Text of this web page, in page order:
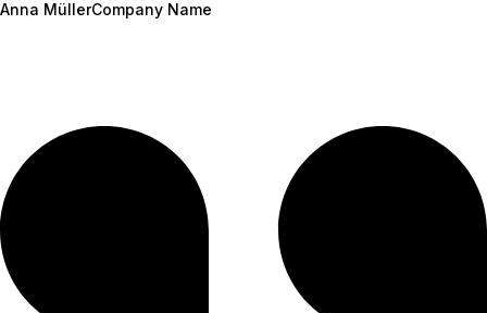
Anna MüllerCompany Name